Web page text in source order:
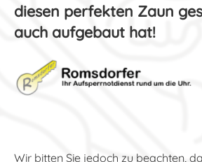
diesen perfekten Zaun
auch aufgebaut hat!
Wir bitten Sie jedoch zu beachten,